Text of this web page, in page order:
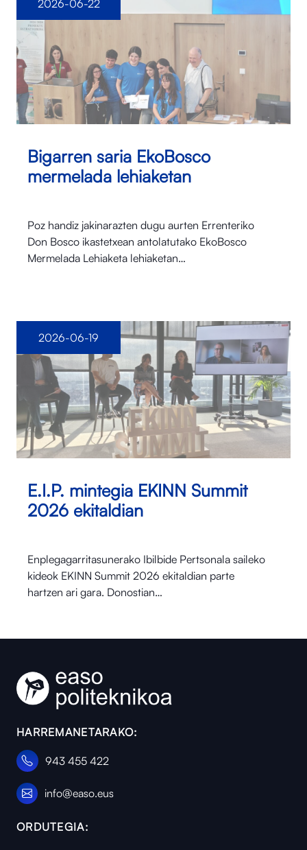
Bigarren saria EkoBosco
mermelada lehiaketan
Poz handiz jakinarazten dugu aurten Errenteriko
Don Bosco ikastetxean antolatutako EkoBosco
Mermelada Lehiaketa lehiaketan…
2026-06-22
E.I.P. mintegia EKINN Summit
2026 ekitaldian
Enplegagarritasunerako Ibilbide Pertsonala saileko
kideok EKINN Summit 2026 ekitaldian parte
hartzen ari gara. Donostian…
2026-06-19
HARREMANETARAKO:
943 455 422
info@easo.eus
ORDUTEGIA: